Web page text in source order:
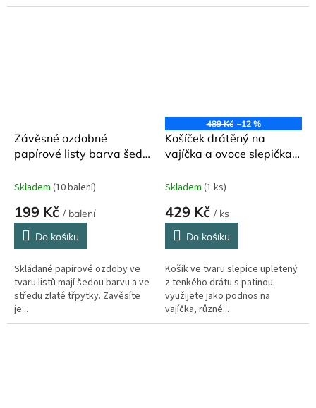
Závěsné ozdobné
papírové listy barva šedá
Skladem (10 balení)
199 Kč / balení
Do košíku
Skládané papírové ozdoby ve
tvaru listů mají šedou barvu a ve
středu zlaté třpytky. Zavěsíte
je...
489 Kč –12 %
Košíček drátěný na
vajíčka a ovoce slepička
Skladem (1 ks)
429 Kč / ks
Do košíku
Košík ve tvaru slepice upletený
z tenkého drátu s patinou
využijete jako podnos na
vajíčka, různé...